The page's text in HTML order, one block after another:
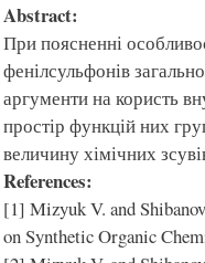
Abstract:
При поясненні
фенілсульфонів
аргументи на користь
простір функцій них
величину хімічних
References:
[1] Mizyuk V. and
on Synthetic Organic